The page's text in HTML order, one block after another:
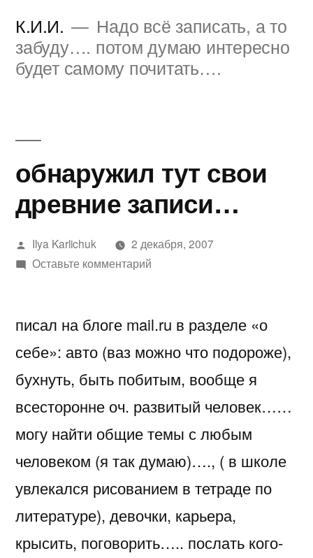
содержимому
К.И.И.
Надо всё записать, а то
забуду…. потом думаю интересно
будет самому почитать….
обнаружил тут свои
древние записи…
Написано
автором
Ilya Karlichuk
2 декабря, 2007
Оставьте комментарийк
свои
записи…
писал на блоге mail.ru в разделе «о
себе»: авто (ваз можно что подороже),
бухнуть, быть побитым, вообще я
всесторонне оч. развитый человек……
могу найти общие темы с любым
человеком (я так думаю)…., ( в школе
увлекался рисованием в тетраде по
литературе), девочки, карьера,
крысить, поговорить….. послать кого-